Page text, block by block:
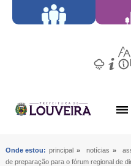
Onde estou: principal » notícias »
de preparação para o fórum regional de